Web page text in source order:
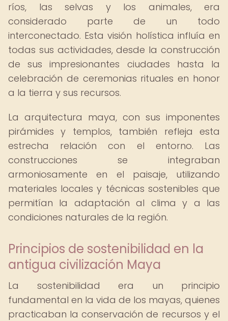
ríos, las selvas y los animales, era
considerado parte de un todo
interconectado. Esta visión holística influía en
todas sus actividades, desde la construcción
de sus impresionantes ciudades hasta la
celebración de ceremonias rituales en honor
a la tierra y sus recursos.
La arquitectura maya, con sus imponentes
pirámides y templos, también refleja esta
estrecha relación con el entorno. Las
construcciones se integraban
armoniosamente en el paisaje, utilizando
materiales locales y técnicas sostenibles que
permitían la adaptación al clima y a las
condiciones naturales de la región.
Principios de sostenibilidad en la
antigua civilización Maya
La sostenibilidad era un principio
fundamental en la vida de los mayas, quienes
practicaban la conservación de recursos y el